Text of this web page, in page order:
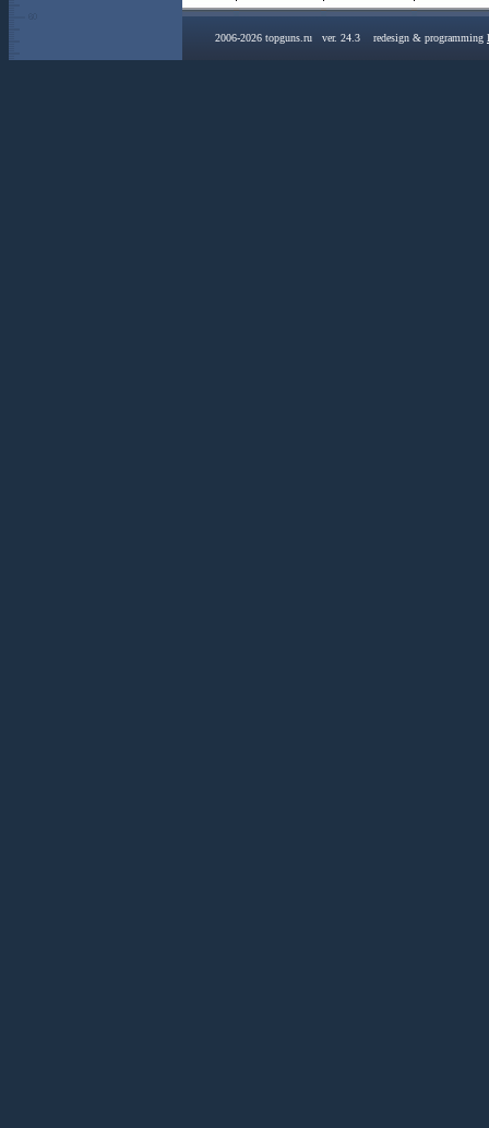
2006-2026 topguns.ru ver. 24.3 redesign & programming